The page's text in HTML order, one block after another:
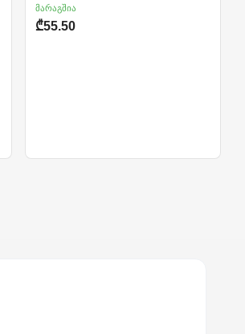
მარაგშია
₾55.50